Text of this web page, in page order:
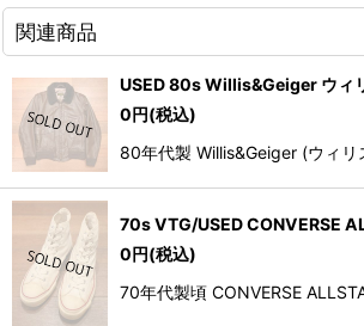
関連商品
USED 80s Willis&Geiger ウィ
0円(税込)
80年代製 Willis&Geiger (ウィ
70s VTG/USED CONVERSE
0円(税込)
70年代製頃 CONVERSE